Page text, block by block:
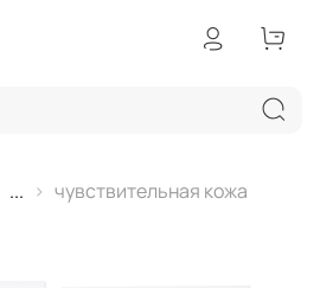
... чувствительная кожа